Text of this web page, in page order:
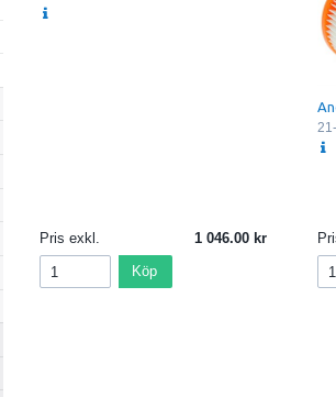
Pris exkl. 1 046.00
Köp